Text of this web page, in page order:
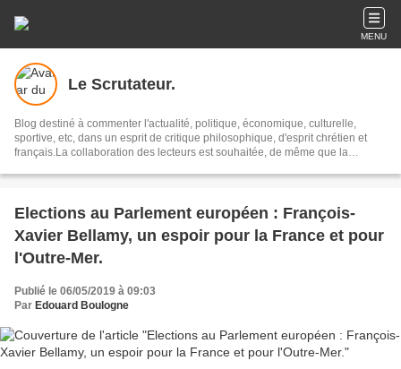
MENU
Le Scrutateur.
Blog destiné à commenter l'actualité, politique, économique, culturelle,
sportive, etc, dans un esprit de critique philosophique, d'esprit chrétien et
français.La collaboration des lecteurs est souhaitée, de même que la
Elections au Parlement européen : François-
Xavier Bellamy, un espoir pour la France et pour
l'Outre-Mer.
Publié le 06/05/2019 à 09:03
Par Edouard Boulogne